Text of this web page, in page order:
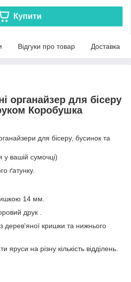
Купити
Відгуки про товар Доставка
органайзер для бісеру
Коробушка
для бісеру, бусинок та
у вашій сумочці)
ґатунку.
14 мм.
друк .
дерев'яної кришки та нижнього
на різну кількість відділень.